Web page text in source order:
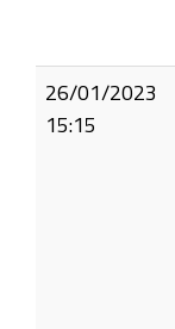
26/01/2023
15:15